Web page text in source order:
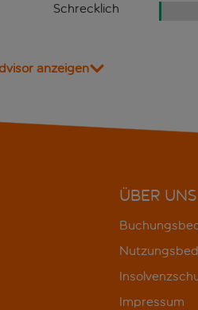
Schrecklich
anzeigen
ÜBER UNS
Impressum